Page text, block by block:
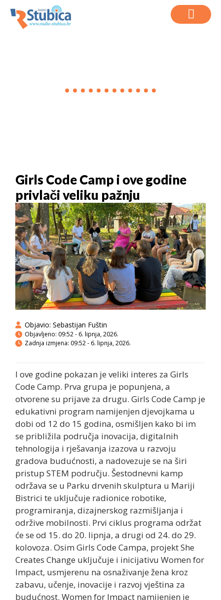
Girls Code Camp i ove godine
privlači veliku pažnju
Objavio: Sebastijan Fuštin
Objavljeno: 09:52 - 6. lipnja, 2026.
Zadnja izmjena: 09:52 - 6. lipnja, 2026.
I ove godine pokazan je veliki interes za Girls
Code Camp. Prva grupa je popunjena, a
otvorene su prijave za drugu. Girls Code Camp je
edukativni program namijenjen djevojkama u
dobi od 12 do 15 godina, osmišljen kako bi im
se približila područja inovacija, digitalnih
tehnologija i rješavanja izazova u razvoju
gradova budućnosti, a nadovezuje se na širi
pristup STEM području. Šestodnevni kamp
održava se u Parku drvenih skulptura u Mariji
Bistrici te uključuje radionice robotike,
programiranja, dizajnerskog razmišljanja i
održive mobilnosti. Prvi ciklus programa održat
će se od 15. do 20. lipnja, a drugi od 24. do 29.
kolovoza. Osim Girls Code Campa, projekt She
Creates Change uključuje i inicijativu Women for
Impact, usmjerenu na osnaživanje žena kroz
zabavu, učenje, inovacije i razvoj vještina za
budućnost. Women for Impact namijenjen je